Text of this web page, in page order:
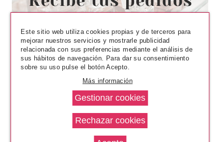
POWDER BRUSH BROCHA
-35% 6.48€
Este sitio web utiliza cookies propias y de terceros para
mejorar nuestros servicios y mostrarle publicidad
relacionada con sus preferencias mediante el análisis de
sus hábitos de navegación. Para dar su consentimiento
sobre su uso pulse el botón Acepto.
Más información